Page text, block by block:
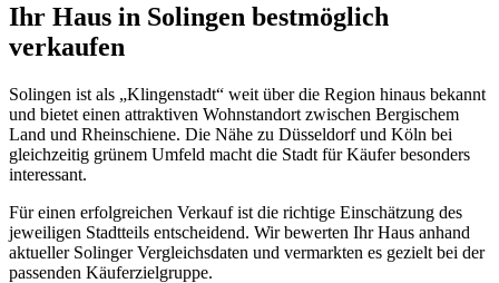
Ihr Haus in Solingen bestmöglich
verkaufen
Solingen ist als „Klingenstadt“ weit über die Region hinaus bekannt
und bietet einen attraktiven Wohnstandort zwischen Bergischem
Land und Rheinschiene. Die Nähe zu Düsseldorf und Köln bei
gleichzeitig grünem Umfeld macht die Stadt für Käufer besonders
interessant.
Für einen erfolgreichen Verkauf ist die richtige Einschätzung des
jeweiligen Stadtteils entscheidend. Wir bewerten Ihr Haus anhand
aktueller Solinger Vergleichsdaten und vermarkten es gezielt bei der
passenden Käuferzielgruppe.